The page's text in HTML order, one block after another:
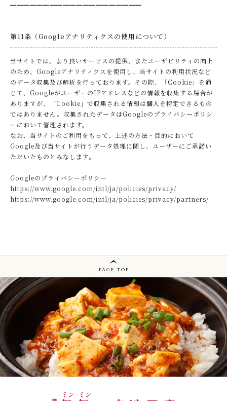
━━━━━━━━━━━━━━━━━━━━
第11条（Googleアナリティクスの使用について）
当サイトでは、より良いサービスの提供、またユーザビリティの向上
のため、Googleアナリティクスを使用し、当サイトの利用状況など
のデータ収集及び解析を行っております。その際、「Cookie」を通
じて、GoogleがユーザーのIPアドレスなどの情報を収集する場合が
ありますが、「Cookie」で収集される情報は個人を特定できるもの
ではありません。収集されたデータはGoogleのプライバシーポリシ
ーにおいて管理されます。
なお、当サイトのご利用をもって、上述の方法・目的において
Google及び当サイトが行うデータ処理に関し、ユーザーにご承諾い
ただいたものとみなします。
Googleのプライバシーポリシー
https://www.google.com/intl/ja/policies/privacy/
https://www.google.com/intl/ja/policies/privacy/partners/
PAGE TOP